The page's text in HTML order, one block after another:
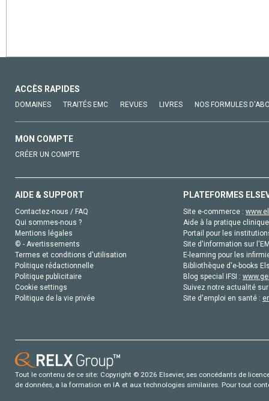
ACCÈS RAPIDES
DOMAINES TRAITÉS EMC REVUES LIVRES NOS FORMULES
MON COMPTE
CRÉER UN COMPTE
AIDE & SUPPORT
Contactez-nous / FAQ
Qui sommes-nous ?
Mentions légales
© - Avertissements
Termes et conditions d'utilisation
Politique rédactionnelle
Politique publicitaire
Cookie settings
Politique de la vie privée
PLATEFORMES
Site e-commerce :
Aide à la pratique
Portail pour les
Site d'information sur
E-learning pour les
Bibliothèque d'e-books
Blog special IFSI :
Suivez notre actualité
Site d'emploi en santé :
Tout le contenu de ce site: Copyright © 2026 Elsevier, ses concédants de
de données, a la formation en IA et aux technologies similaires. Pour tout